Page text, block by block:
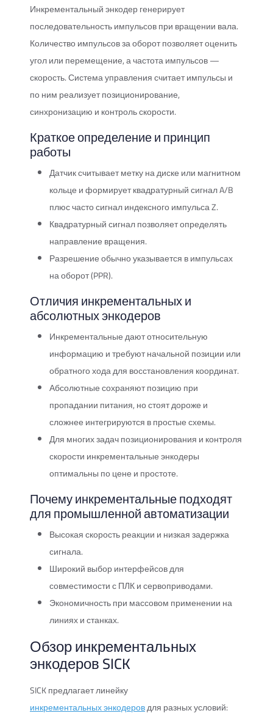
Инкрементальный энкодер генерирует
последовательность импульсов при вращении вала.
Количество импульсов за оборот позволяет оценить
угол или перемещение, а частота импульсов —
скорость. Система управления считает импульсы и
по ним реализует позиционирование,
синхронизацию и контроль скорости.
Краткое определение и принцип
работы
Датчик считывает метку на диске или магнитном
кольце и формирует квадратурный сигнал A/B
плюс часто сигнал индексного импульса Z.
Квадратурный сигнал позволяет определять
направление вращения.
Разрешение обычно указывается в импульсах
на оборот (PPR).
Отличия инкрементальных и
абсолютных энкодеров
Инкрементальные дают относительную
информацию и требуют начальной позиции или
обратного хода для восстановления координат.
Абсолютные сохраняют позицию при
пропадании питания, но стоят дороже и
сложнее интегрируются в простые схемы.
Для многих задач позиционирования и контроля
скорости инкрементальные энкодеры
оптимальны по цене и простоте.
Почему инкрементальные подходят
для промышленной автоматизации
Высокая скорость реакции и низкая задержка
сигнала.
Широкий выбор интерфейсов для
совместимости с ПЛК и сервоприводами.
Экономичность при массовом применении на
линиях и станках.
Обзор инкрементальных
энкодеров SICK
SICK предлагает линейку
инкрементальных энкодеровдля разных условий: